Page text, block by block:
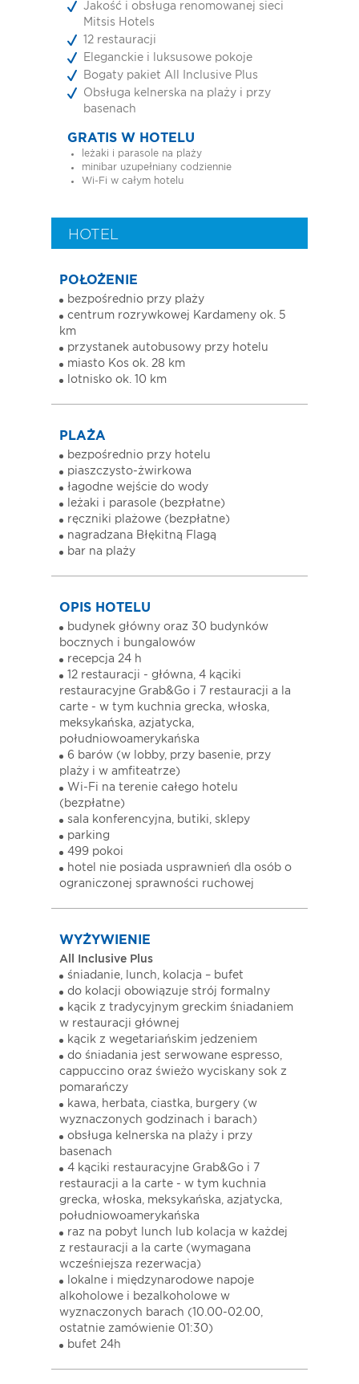
Jakość i obsługa renomowanej sieci
Mitsis Hotels
12 restauracji
Eleganckie i luksusowe pokoje
Bogaty pakiet All Inclusive Plus
Obsługa kelnerska na plaży i przy
basenach
GRATIS W HOTELU
leżaki i parasole na plaży
minibar uzupełniany codziennie
Wi-Fi w całym hotelu
HOTEL
POŁOŻENIE
bezpośrednio przy plaży
centrum rozrywkowej Kardameny ok. 5
km
przystanek autobusowy przy hotelu
miasto Kos ok. 28 km
lotnisko ok. 10 km
PLAŻA
bezpośrednio przy hotelu
piaszczysto-żwirkowa
łagodne wejście do wody
leżaki i parasole (bezpłatne)
ręczniki plażowe (bezpłatne)
nagradzana Błękitną Flagą
bar na plaży
OPIS HOTELU
budynek główny oraz 30 budynków
bocznych i bungalowów
recepcja 24 h
12 restauracji - główna, 4 kąciki
restauracyjne Grab&Go i 7 restauracji a la
carte - w tym kuchnia grecka, włoska,
meksykańska, azjatycka,
południowoamerykańska
6 barów (w lobby, przy basenie, przy
plaży i w amfiteatrze)
Wi-Fi na terenie całego hotelu
(bezpłatne)
sala konferencyjna, butiki, sklepy
parking
499 pokoi
hotel nie posiada usprawnień dla osób o
ograniczonej sprawności ruchowej
WYŻYWIENIE
All Inclusive Plus
śniadanie, lunch, kolacja – bufet
do kolacji obowiązuje strój formalny
kącik z tradycyjnym greckim śniadaniem
w restauracji głównej
kącik z wegetariańskim jedzeniem
do śniadania jest serwowane espresso,
cappuccino oraz świeżo wyciskany sok z
pomarańczy
kawa, herbata, ciastka, burgery (w
wyznaczonych godzinach i barach)
obsługa kelnerska na plaży i przy
basenach
4 kąciki restauracyjne Grab&Go i 7
restauracji a la carte - w tym kuchnia
grecka, włoska, meksykańska, azjatycka,
południowoamerykańska
raz na pobyt lunch lub kolacja w każdej
z restauracji a la carte (wymagana
wcześniejsza rezerwacja)
lokalne i międzynarodowe napoje
alkoholowe i bezalkoholowe w
wyznaczonych barach (10.00-02.00,
ostatnie zamówienie 01:30)
bufet 24h